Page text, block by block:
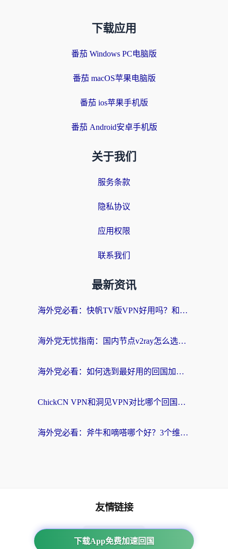
下载应用
番茄 Windows PC电脑版
番茄 macOS苹果电脑版
番茄 ios苹果手机版
番茄 Android安卓手机版
关于我们
服务条款
隐私协议
应用权限
联系我们
最新资讯
海外党必看：快帆TV版VPN好用吗？和快游VPN对比哪个回国效果更好？附实用避坑指南
海外党无忧指南：国内节点v2ray怎么选？一键回国VPN+多场景实测帮你避坑
海外党必看：如何选到最好用的回国加速器？从节点到售后的全维度指南
ChickCN VPN和洞见VPN对比哪个回国效果更好？海外党亲测3款加速器+避坑指南
海外党必看：斧牛和嘀嗒哪个好？3个维度教你选对回国加速器
下载App免费加速回国
友情链接
番茄加速器